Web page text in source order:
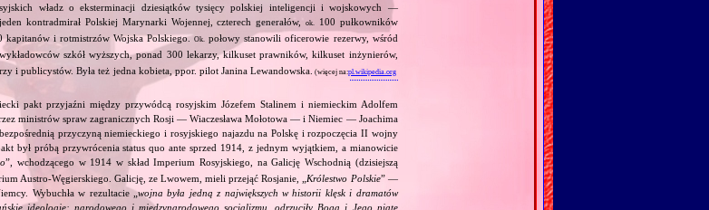
władz o eksterminacji dziesiątków tysięcy polskiej inteligencji i wojskowych —
kontradmirał Polskiej Marynarki Wojennej, czterech generałów,
ok.
100 pułkowników
kapitanów i rotmistrzów Wojska Polskiego.Ok.
połowy stanowili oficerowie rezerwy, wśród
szkół wyższych, ponad 300 lekarzy, kilkuset prawników, kilkuset inżynierów,
i publicystów. Była też jedna kobieta, ppor. pilot Janina Lewandowska. (więcej na:pl.wikipedia.org
pakt przyjaźni między przywódcą rosyjskim Józefem Stalinem i niemieckim Adolfem
ministrów spraw zagranicznych Rosji — Wiaczesława Mołotowa — i Niemiec — Joachima
przyczyną niemieckiego i rosyjskiego najazdu na Polskę i rozpoczęcia II wojny
był próbą przywrócenia status quo ante sprzed 1914, z jednym wyjątkiem, a mianowicie
”, wchodzącego w 1914 w skład Imperium Rosyjskiego, na Galicję Wschodnią (dzisiejszą
Austro‐Węgierskiego. Galicję, ze Lwowem, mieli przejąć Rosjanie, „ Królestwo Polskie” —
Wybuchła w rezultacie „wojna była jedną z największych w historii klęsk i dramatów
ideologie: narodowego i międzynarodowego socjalizmu, odrzuciły Boga i Jego piąte